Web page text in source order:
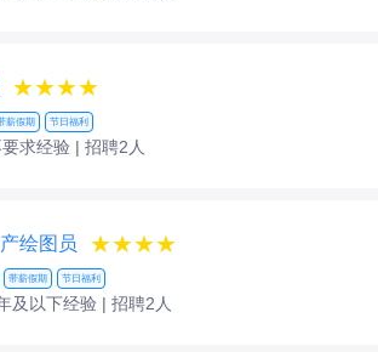
★★★★
薪假期 节日福利
求经验 | 招聘2人
绘图员 ★★★★
带薪假期 节日福利
及以下经验 | 招聘2人